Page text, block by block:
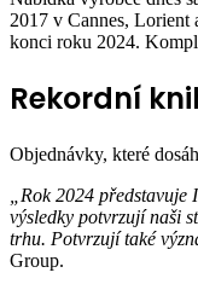
2017 v Cannes,
konci roku 2024.
Rekordní
Objednávky, které
„Rok 2024
výsledky potvrzují naši
trhu. Potvrzují také
Group.